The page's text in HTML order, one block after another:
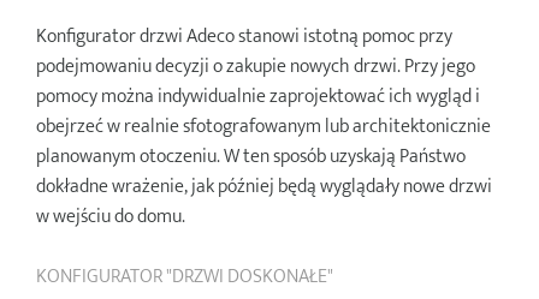
Konfigurator drzwi Adeco stanowi istotną pomoc przy
podejmowaniu decyzji o zakupie nowych drzwi. Przy jego
pomocy można indywidualnie zaprojektować ich wygląd i
obejrzeć w realnie sfotografowanym lub architektonicznie
planowanym otoczeniu. W ten sposób uzyskają Państwo
dokładne wrażenie, jak później będą wyglądały nowe drzwi
w wejściu do domu.
KONFIGURATOR "DRZWI DOSKONAŁE"